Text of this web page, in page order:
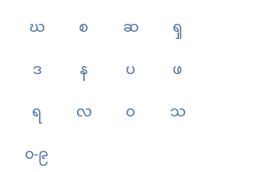
ဃ စ ဆ
ၡ
ဒ န ပ
ဖ
ရ လ ဝ
သ
၀-၉